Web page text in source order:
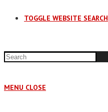
TOGGLE WEBSITE SEARCH
MENU CLOSE